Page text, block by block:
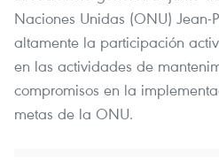
Naciones Unidas (ONU) Jean-
altamente la participación
en las actividades de
compromisos en la
metas de la ONU.